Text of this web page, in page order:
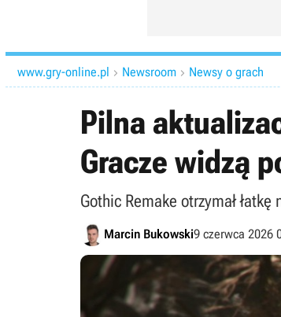
www.gry-online.pl  Newsroom  Newsy o grach
Pilna
Gracze widzą
Gothic Remake otrzymał
Marcin Bukowski9 czerwca 2026